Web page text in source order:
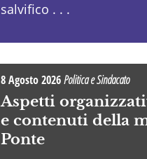
salvifico . . .
8 Agosto 2026Politica e Sindacato
Aspetti
e contenuti della
Ponte